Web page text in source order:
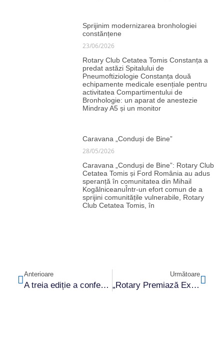
Sprijinim modernizarea bronhologiei
constănțene
23/06/2026
Rotary Club Cetatea Tomis Constanța a
predat astăzi Spitalului de
Pneumoftiziologie Constanța două
echipamente medicale esențiale pentru
activitatea Compartimentului de
Bronhologie: un aparat de anestezie
Mindray A5 și un monitor
Caravana „Conduși de Bine”
28/05/2026
Caravana „Conduși de Bine”: Rotary Club
Cetatea Tomis și Ford România au adus
speranță în comunitatea din Mihail
KogălniceanuÎntr-un efort comun de a
sprijini comunitățile vulnerabile, Rotary
Club Cetatea Tomis, în
Anterioare
A treia ediție a conferinței „Drogurile: de la fascinație la dependență”
Următoare
„Rotary Premiază Excelența” – ediția V